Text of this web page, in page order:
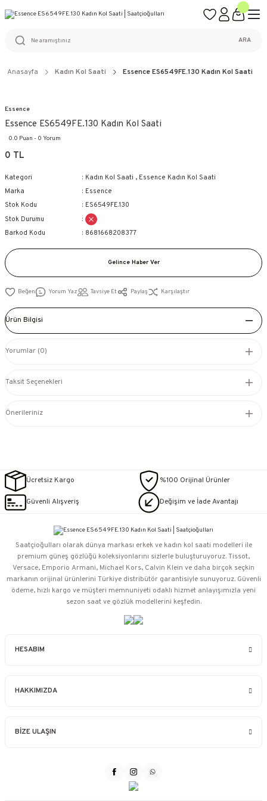
%100 ORİJİNAL ÜRÜN GARANTİSİ
ARA
Anasayfa Kadın Kol Saati Essence ES6549FE.130 Kadın Kol Saati
Essence
Essence ES6549FE.130 Kadın Kol Saati
0.0 Puan - 0 Yorum
0 TL
Kategori Kadın Kol Saati , Essence Kadın Kol Saati
Marka
Essence
Stok Kodu
ES6549FE.130
Stok Durumu
Barkod Kodu
8681668208377
Gelince Haber Ver
Yorum Yaz Tavsiye Et Paylaş Karşılaştır
Ürün Bilgisi
Yorumlar (0)
Taksit Seçenekleri
Önerileriniz
Ücretsiz Kargo %100 Orijinal Ürünler
Güvenli Alışveriş Değişim ve İade Avantajı
HESABIM
HAKKIMIZDA
BİZE ULAŞIN
Saatçioğulları⁠ olarak dünya markası erkek ve kadın kol saati modelleri ile
premium güneş gözlüğü koleksiyonlarını sizlerle buluşturuyoruz. Tissot,
Versace, Emporio Armani, Michael Kors, Calvin Klein ve daha birçok seçkin
markanın orijinal ürünlerini Türkiye distribütör garantisiyle sunuyoruz. Güvenli
ödeme, hızlı kargo ve müşteri memnuniyeti odaklı hizmet anlayışımızla yeni
sezon saat ve gözlük modellerini keşfedin.